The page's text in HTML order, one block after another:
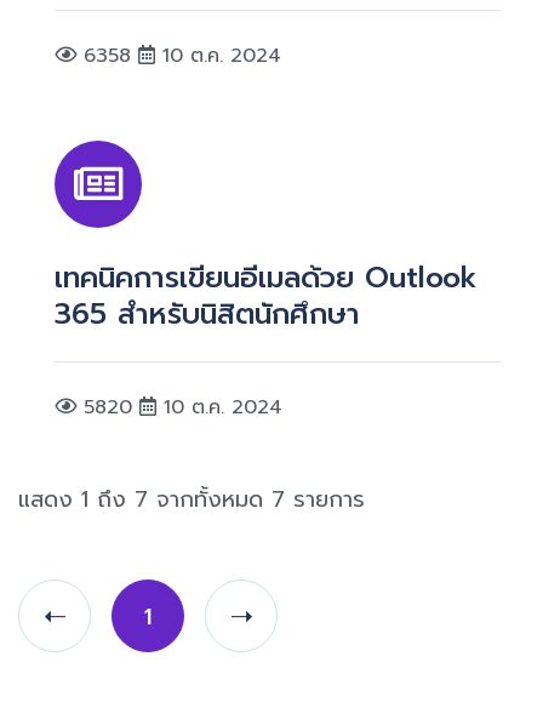
6358 10 ต.ค. 2024
เทคนิคการเขียนอีเมลด้วย Outlook
365 สำหรับนิสิตนักศึกษา
5820 10 ต.ค. 2024
แสดง 1 ถึง 7 จากทั้งหมด 7 รายการ
1